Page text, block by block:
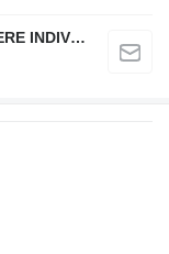
SZENTMIKLOSI ADALBERT ÎNTREPRINDERE INDIVIDUALĂ